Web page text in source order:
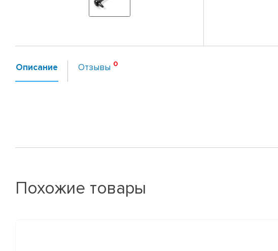
Описание Отзывы
Похожие товары